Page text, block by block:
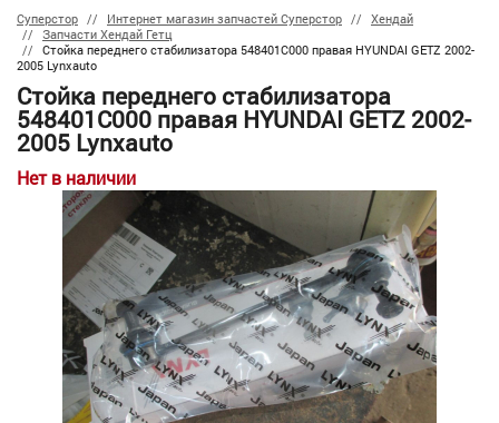
Суперстор Интернет магазин запчастей Суперстор
Хендай
Запчасти Хендай Гетц
Стойка переднего стабилизатора 548401C000 правая HYUNDAI GETZ 2002-
2005 Lynxauto
Стойка переднего стабилизатора
548401C000 правая HYUNDAI GETZ 2002-
2005 Lynxauto
Нет в наличии